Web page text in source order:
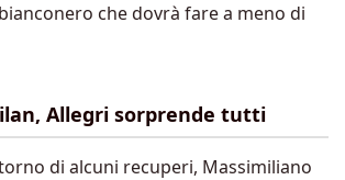
che dovrà fare a meno di
Allegri sorprende tutti
di alcuni recuperi, Massimiliano